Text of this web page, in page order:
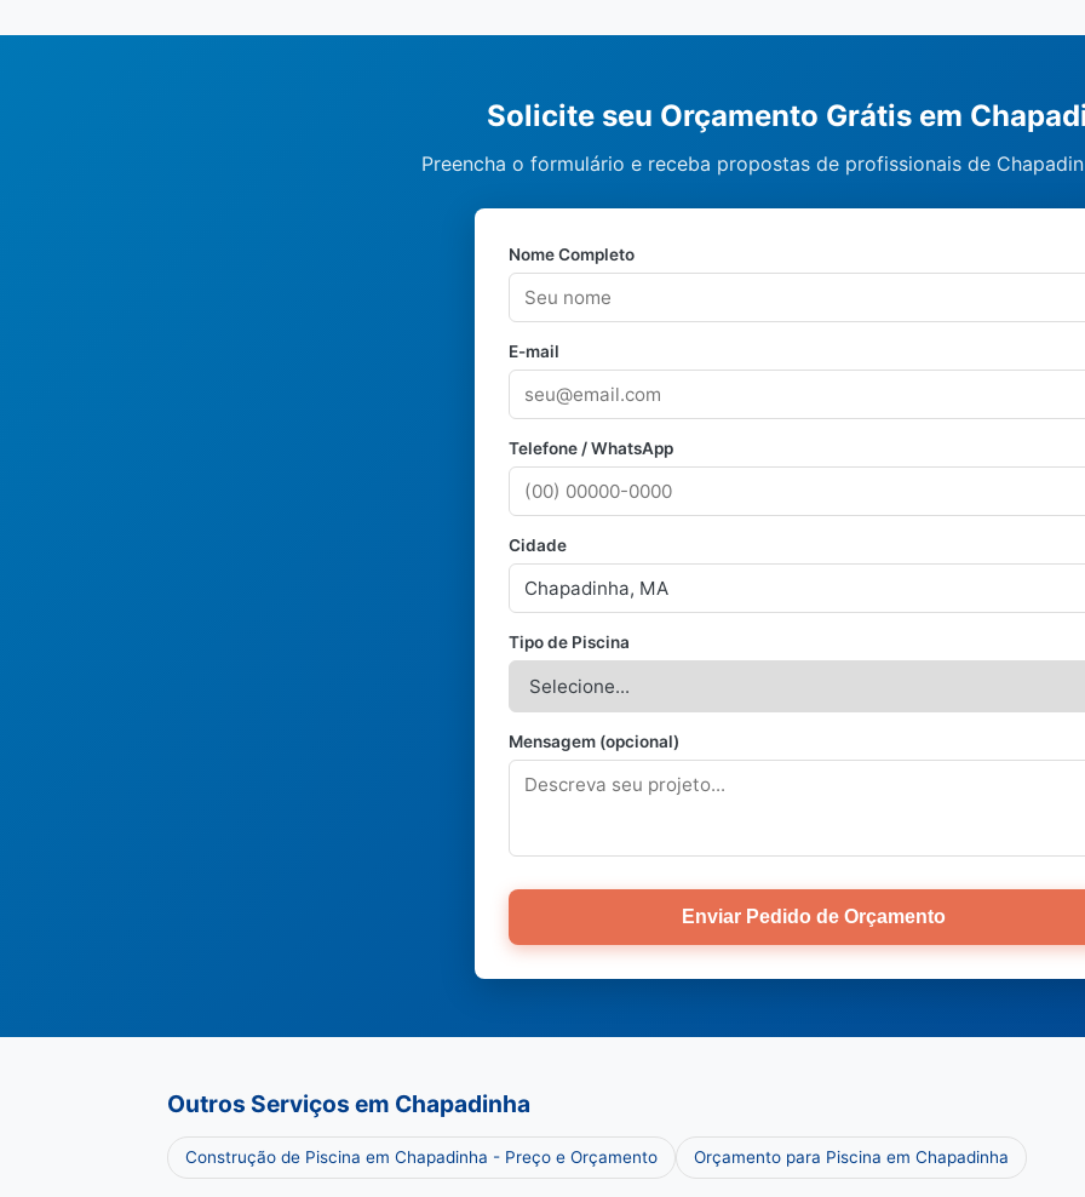
Solicite seu Orçamento Grátis em
Preencha o formulário e receba propostas de profissionais de
Nome Completo
E-mail
Telefone / WhatsApp
Cidade
Tipo de Piscina
Mensagem (opcional)
Enviar Pedido de Orçamento
Outros Serviços em Chapadinha
Construção de Piscina em Chapadinha - Preço e Orçamento Orçamento para Piscina em Chapadinha